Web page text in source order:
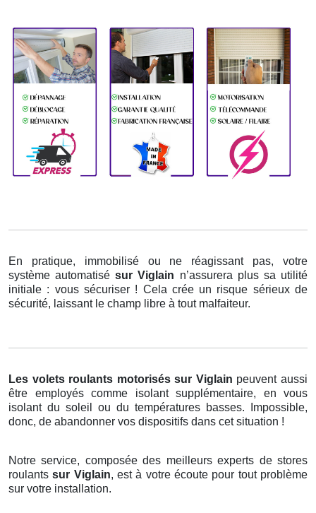
En pratique, immobilisé ou ne réagissant pas, votre
système automatisésur Viglain n’assurera plus sa utilité
initiale : vous sécuriser ! Cela crée un risque sérieux de
sécurité, laissant le champ libre à tout malfaiteur.
Les volets roulants motorisés sur Viglain peuvent aussi
être employés comme isolant supplémentaire, en vous
isolant du soleil ou du températures basses. Impossible,
donc, de abandonner vos dispositifs dans cet situation !
Notre service, composée des meilleurs experts de stores
roulantssur Viglain, est à votre écoute pour tout problème
sur votre installation.